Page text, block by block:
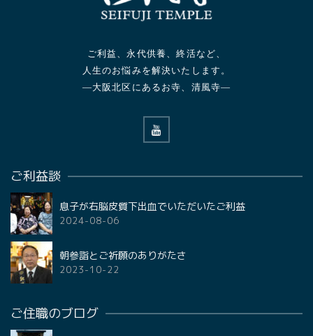
ご利益、永代供養、終活など、
人生のお悩みを解決いたします。
—大阪北区にあるお寺、清風寺—
ご利益談
息子が右脳皮質下出血でいただいたご利益
2024-08-06
朝参詣とご祈願のありがたさ
2023-10-22
ご住職のブログ